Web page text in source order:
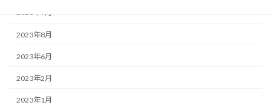
2023年9月
2023年8月
2023年6月
2023年2月
2023年1月